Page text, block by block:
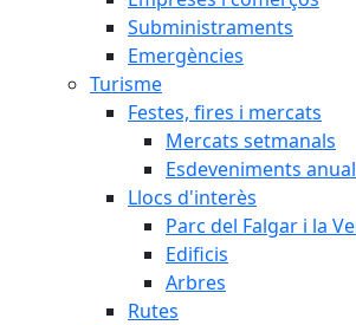
Subministraments
Emergències
Turisme
Festes, fires i mercats
Mercats setmanals
Esdeveniments
Llocs d'interès
Parc del Falgar i la
Edificis
Arbres
Rutes